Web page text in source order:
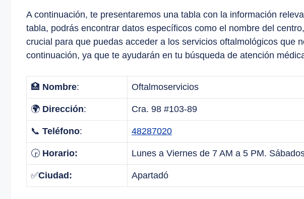
A continuación, te presentaremos una tabla con la información
tabla, podrás encontrar datos específicos como el nombre del
crucial para que puedas acceder a los servicios oftalmológicos que
continuación, ya que te ayudarán en tu búsqueda de atención
🏥 Nombre: Oftalmoservicios
🌍 Dirección: Cra. 98 #103-89
📞 Teléfono: 48287020
🕞 Horario: Lunes a Viernes de 7 AM a 5 PM.
✅Ciudad: Apartadó